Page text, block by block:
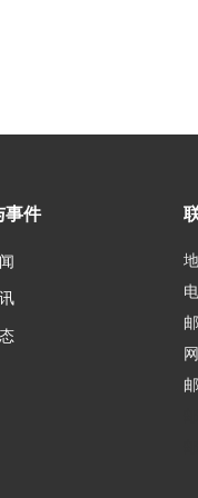
事件